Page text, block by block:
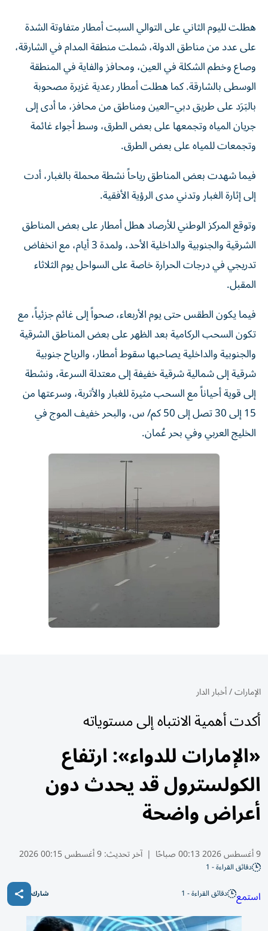
هطلت لليوم الثاني على التوالي السبت أمطار متفاوتة الشدة
على عدد من مناطق الدولة، شملت منطقة المدام في الشارقة،
وصاع وخطم الشكلة في العين، ومحافز والفاية في المنطقة
الوسطى بالشارقة. كما هطلت أمطار رعدية غزيرة مصحوبة
بالبَرَد على طريق دبي–العين ومناطق من محافز، ما أدى إلى
جريان المياه وتجمعها على بعض الطرق، وسط أجواء غائمة
وتجمعات للمياه على بعض الطرق.
فيما شهدت بعض المناطق رياحاً نشطة محملة بالغبار، أدت
إلى إثارة الغبار وتدني مدى الرؤية الأفقية.
وتوقع المركز الوطني للأرصاد هطل أمطار على بعض المناطق
الشرقية والجنوبية والداخلية الأحد، ولمدة 3 أيام، مع انخفاض
تدريجي في درجات الحرارة خاصة على السواحل يوم الثلاثاء
المقبل.
فيما يكون الطقس حتى يوم الأربعاء، صحواً إلى غائم جزئياً، مع
تكون السحب الركامية بعد الظهر على بعض المناطق الشرقية
والجنوبية والداخلية يصاحبها سقوط أمطار، والرياح جنوبية
شرقية إلى شمالية شرقية خفيفة إلى معتدلة السرعة، ونشطة
إلى قوية أحياناً مع السحب مثيرة للغبار والأتربة، وسرعتها من
15 إلى 30 تصل إلى 50 كم/ س، والبحر خفيف الموج في
الخليج العربي وفي بحر عُمان.
الإمارات/أخبار الدار
أكدت أهمية الانتباه إلى مستوياته
«الإمارات للدواء»: ارتفاع
الكولسترول قد يحدث دون
أعراض واضحة
9 أغسطس 2026 00:13 صباحًا | آخر تحديث:9 أغسطس 00:15 2026
دقائق القراءة - 1
استمع دقائق القراءة - 1 شارك